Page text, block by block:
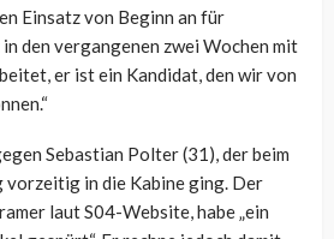
Einsatz von Beginn an für
den vergangenen zwei Wochen mit
er ist ein Kandidat, den wir von
Sebastian Polter (31), der beim
vorzeitig in die Kabine ging. Der
laut S04-Website, habe „ein